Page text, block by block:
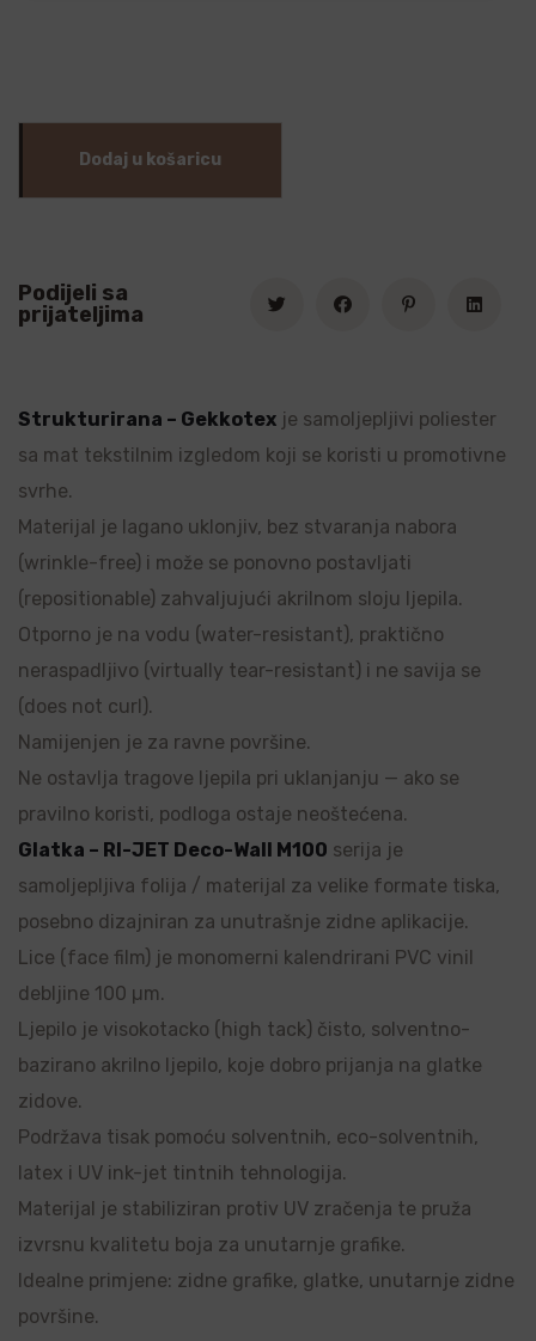
Dodaj u košaricu
Podijeli sa
prijateljima
Strukturirana – Gekkotex je samoljepljivi poliester
sa mat tekstilnim izgledom koji se koristi u promotivne
svrhe.
Materijal je lagano uklonjiv, bez stvaranja nabora
(wrinkle-free) i može se ponovno postavljati
(repositionable) zahvaljujući akrilnom sloju ljepila.
Otporno je na vodu (water-resistant), praktično
neraspadljivo (virtually tear-resistant) i ne savija se
(does not curl).
Namijenjen je za ravne površine.
Ne ostavlja tragove ljepila pri uklanjanju — ako se
pravilno koristi, podloga ostaje neoštećena.
Glatka – RI-JET Deco-Wall M100 serija je
samoljepljiva folija / materijal za velike formate tiska,
posebno dizajniran za unutrašnje zidne aplikacije.
Lice (face film) je monomerni kalendrirani PVC vinil
debljine 100 µm.
Ljepilo je visokotacko (high tack) čisto, solventno-
bazirano akrilno ljepilo, koje dobro prijanja na glatke
zidove.
Podržava tisak pomoću solventnih, eco-solventnih,
latex i UV ink-jet tintnih tehnologija.
Materijal je stabiliziran protiv UV zračenja te pruža
izvrsnu kvalitetu boja za unutarnje grafike.
Idealne primjene: zidne grafike, glatke, unutarnje zidne
površine.